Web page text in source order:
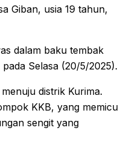
Giban, usia 19 tahun,
dalam baku tembak
Selasa (20/5/2025).
distrik Kurima.
KKB, yang memicu
sengit yang